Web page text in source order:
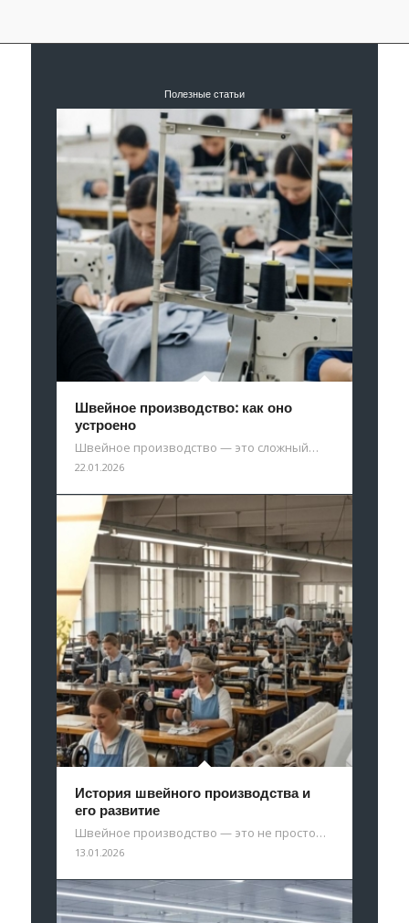
Полезные статьи
Швейное производство: как оно
устроено
Швейное производство — это сложный…
22.01.2026
История швейного производства и
его развитие
Швейное производство — это не просто…
13.01.2026